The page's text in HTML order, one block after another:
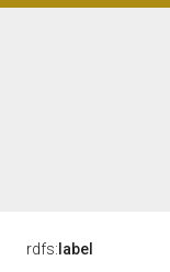
rdfs: label